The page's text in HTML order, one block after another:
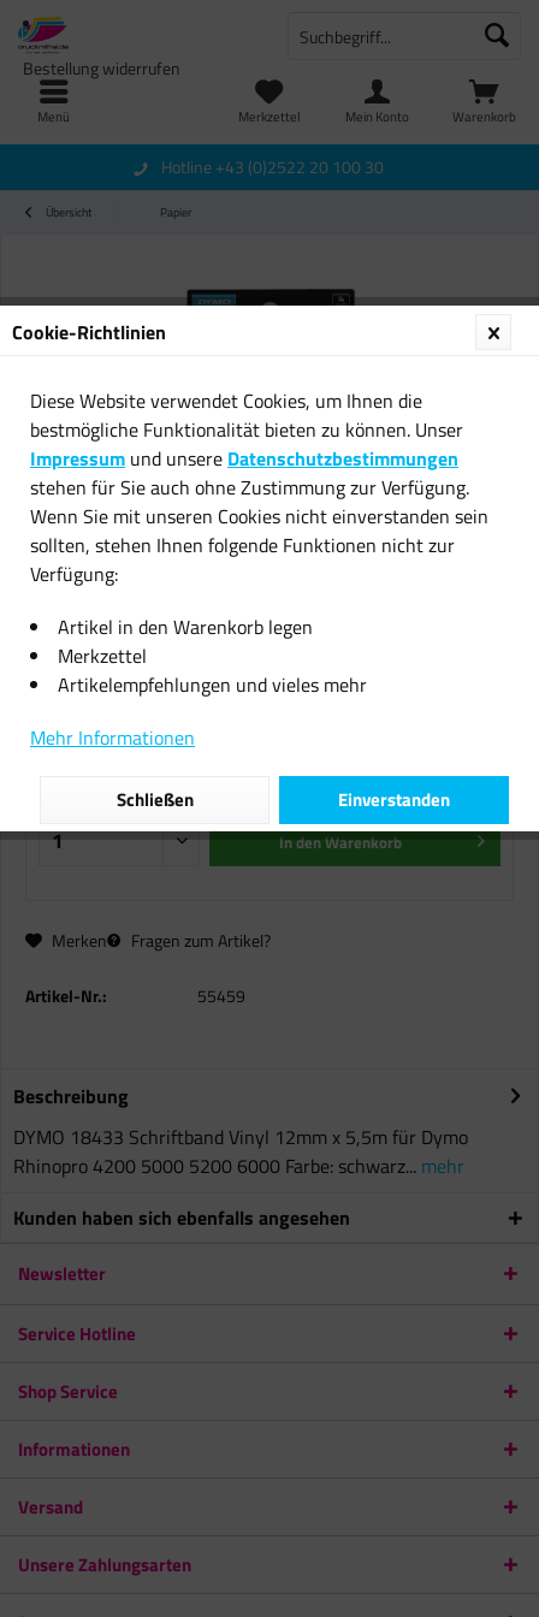
Menü Warenkorb
Merkzettel
Bestellung widerrufen
Mein Konto
Hotline +43 (0)2522 20 100 30
Übersicht Papier
DYMO 18433 Schriftband Vinyl
12mm x 5,5m für Dymo Rhinopro
4200 5000 5200 6000
18,99 € *
inkl. MwSt.zzgl. Versandkosten
Sofort versandfertig, Lieferzeit ca. 1-2 Werktage
In denWarenkorb
Merken Fragen zum Artikel?
Artikel-Nr.: 55459
Beschreibung
DYMO 18433 Schriftband Vinyl 12mm x 5,5m für Dymo
Rhinopro 4200 5000 5200 6000 Farbe: schwarz... mehr
Kunden haben sich ebenfalls angesehen
Newsletter
Service Hotline
Shop Service
Informationen
Versand
Unsere Zahlungsarten
Cookie-Richtlinien
Diese Website verwendet Cookies, um Ihnen die
bestmögliche Funktionalität bieten zu können. Unser
Impressum und unsere Datenschutzbestimmungen
stehen für Sie auch ohne Zustimmung zur Verfügung.
Wenn Sie mit unseren Cookies nicht einverstanden sein
sollten, stehen Ihnen folgende Funktionen nicht zur
Verfügung:
Artikel in den Warenkorb legen
Merkzettel
Artikelempfehlungen und vieles mehr
Mehr Informationen
Einverstanden
Schließen